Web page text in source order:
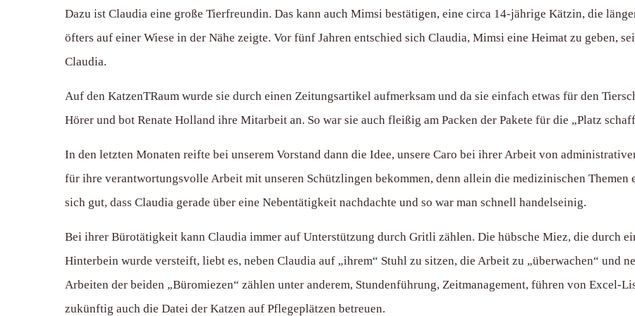
Dazu ist Claudia eine große Tierfreundin. Das kann auch Mimsi bestätigen, eine circa 14-jährige Kätzin, die
öfters auf einer Wiese in der Nähe zeigte. Vor fünf Jahren entschied sich Claudia, Mimsi eine Heimat zu geben,
Claudia.
Auf den KatzenTRaum wurde sie durch einen Zeitungsartikel aufmerksam und da sie einfach etwas für den
Hörer und bot Renate Holland ihre Mitarbeit an. So war sie auch fleißig am Packen der Pakete für die „Platz
In den letzten Monaten reifte bei unserem Vorstand dann die Idee, unsere Caro bei ihrer Arbeit von
für ihre verantwortungsvolle Arbeit mit unseren Schützlingen bekommen, denn allein die medizinischen
sich gut, dass Claudia gerade über eine Nebentätigkeit nachdachte und so war man schnell handelseinig.
Bei ihrer Bürotätigkeit kann Claudia immer auf Unterstützung durch Gritli zählen. Die hübsche Miez, die durch
Hinterbein wurde versteift, liebt es, neben Claudia auf „ihrem“ Stuhl zu sitzen, die Arbeit zu „überwachen“ und
Arbeiten der beiden „Büromiezen“ zählen unter anderem, Stundenführung, Zeitmanagement, führen von Excel-
zukünftig auch die Datei der Katzen auf Pflegeplätzen betreuen.